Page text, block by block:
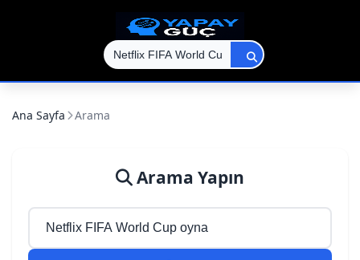
Ana Sayfa Arama
Arama Yapın